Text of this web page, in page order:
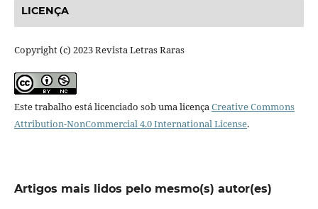
LICENÇA
Copyright (c) 2023 Revista Letras Raras
Este trabalho está licenciado sob uma licençaCreative Commons
Attribution-NonCommercial 4.0 International License.
Artigos mais lidos pelo mesmo(s) autor(es)